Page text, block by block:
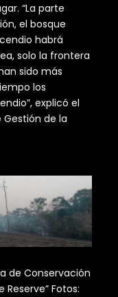
“La parte
el bosque
habrá
solo la frontera
sido más
los
explicó el
de la
de Conservación
Reserve” Fotos: